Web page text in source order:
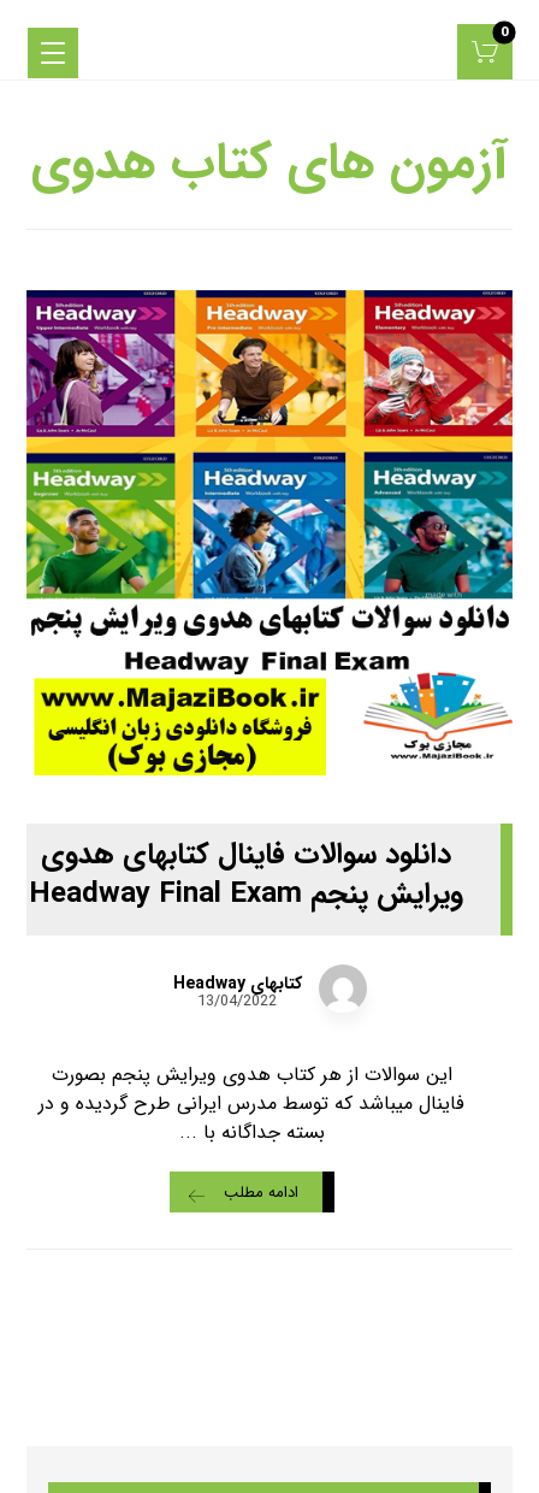
آزمون های کتاب هدوی
دانلود سوالات فاینال کتابهای هدوی
ویرایش پنجم Headway Final Exam
کتابهای Headway
13/04/2022
این سوالات از هر کتاب هدوی ویرایش پنجم بصورت
فاینال میباشد که توسط مدرس ایرانی طرح گردیده و در
بسته جداگانه با ...
ادامه مطلب